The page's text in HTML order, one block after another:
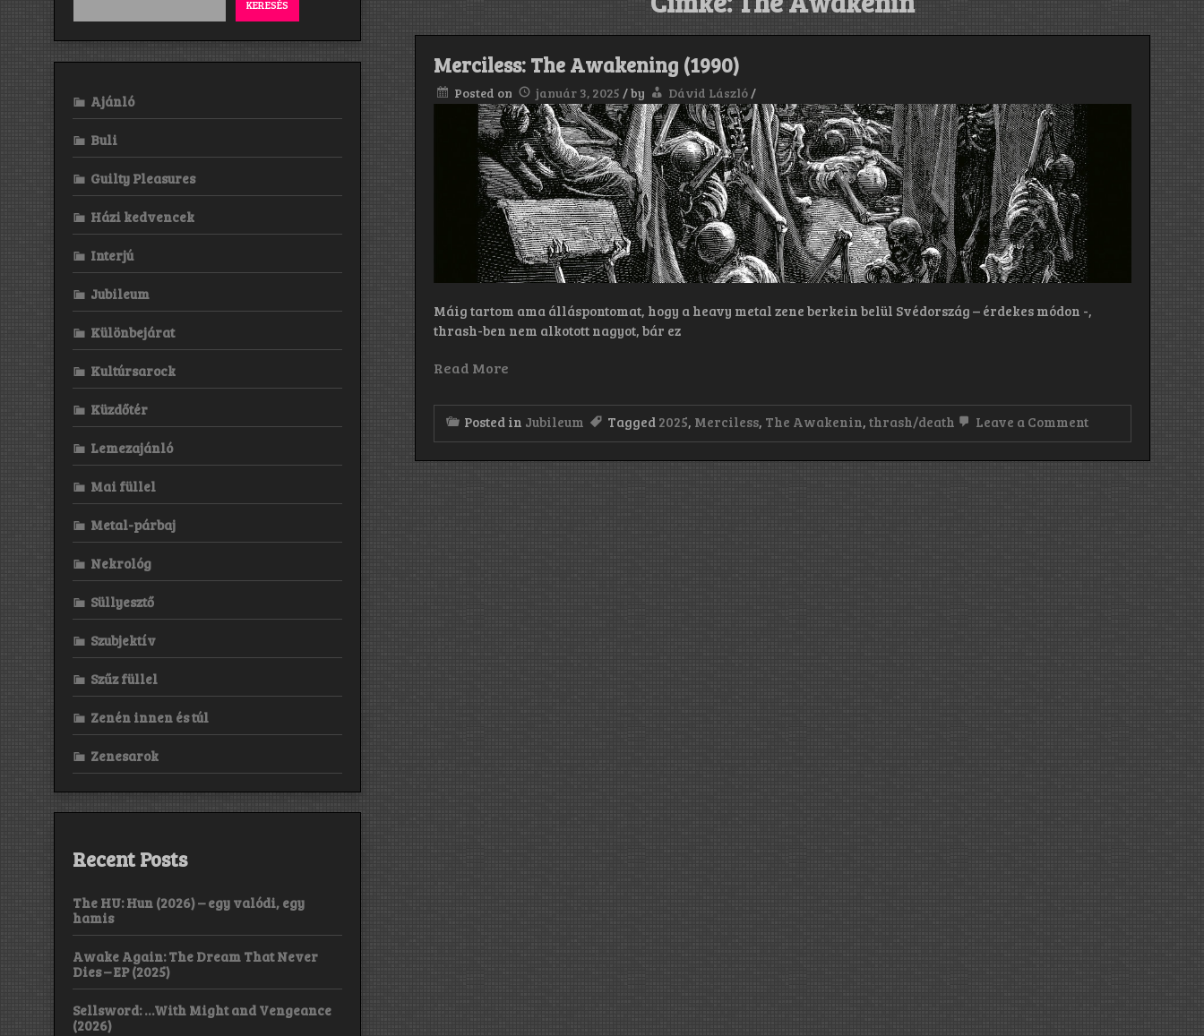
Merciless: The Awakening (1990)
Posted on január 3, 2025 /by Dávid László/
Máig tartom ama álláspontomat, hogy a heavy metal zene berkein belül Svédország – érdekes módon -,
thrash-ben nem alkotott nagyot, bár ez
Read More
Posted in Jubileum Tagged 2025, Merciless, The Awakenin,thrash/death Leave a Commenton
Awakening
KERESÉS
Ajánló
Buli
Guilty Pleasures
Házi kedvencek
Interjú
Jubileum
Különbejárat
Kultúrsarock
Küzdőtér
Lemezajánló
Mai füllel
Metal-párbaj
Nekrológ
Süllyesztő
Szubjektív
Szűz füllel
Zenén innen és túl
Zenesarok
Recent Posts
The HU: Hun (2026) – egy valódi, egy
hamis
Awake Again: The Dream That Never
Dies – EP (2025)
Sellsword: …With Might and Vengeance
(2026)